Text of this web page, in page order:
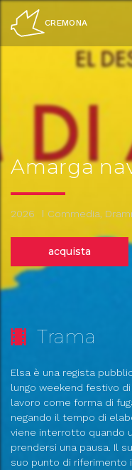
CREMONA
Amarga
2026 Commedia,
acquista
Trama
Elsa è una regista
lungo weekend festivo
lavoro come forma di
negando il tempo di
viene interrotto quando
prendersi una pausa. Il
suo punto di riferimento